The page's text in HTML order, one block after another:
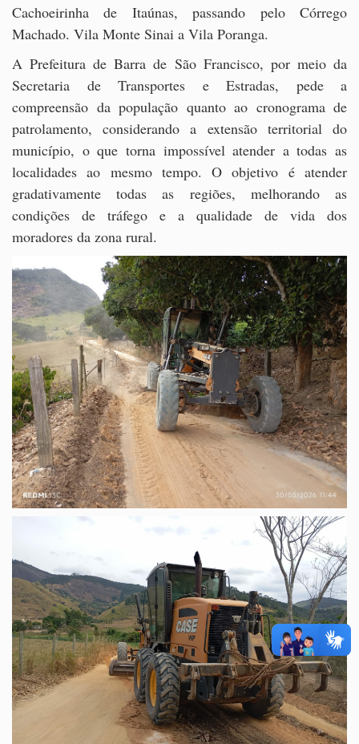
Cachoeirinha de Itaúnas, passando pelo Córrego
Machado. Vila Monte Sinai a Vila Poranga.
A Prefeitura de Barra de São Francisco, por meio da
Secretaria de Transportes e Estradas, pede a
compreensão da população quanto ao cronograma de
patrolamento, considerando a extensão territorial do
município, o que torna impossível atender a todas as
localidades ao mesmo tempo. O objetivo é atender
gradativamente todas as regiões, melhorando as
condições de tráfego e a qualidade de vida dos
moradores da zona rural.